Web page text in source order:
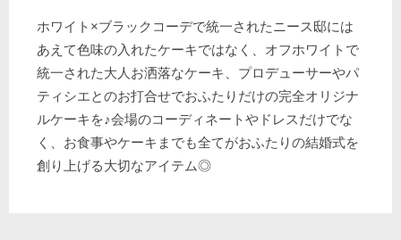
ホワイト×ブラックコーデで統一されたニース邸には
あえて色味の入れたケーキではなく、オフホワイトで
統一された大人お洒落なケーキ、プロデューサーやパ
ティシエとのお打合せでおふたりだけの完全オリジナ
ルケーキを♪会場のコーディネートやドレスだけでな
く、お食事やケーキまでも全てがおふたりの結婚式を
創り上げる大切なアイテム◎